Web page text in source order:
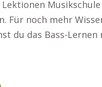
noch mehr
du das Bass-